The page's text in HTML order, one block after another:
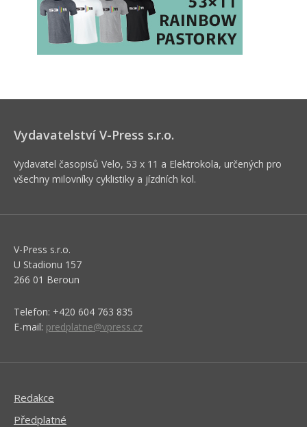
Vydavatelství V-Press s.r.o.
Vydavatel časopisů Velo, 53 x 11 a Elektrokola, určených pro
všechny milovníky cyklistiky a jízdních kol.
V-Press s.r.o.
U Stadionu 157
266 01 Beroun
Telefon: +420 604 763 835
E-mail: predplatne@vpress.cz
Redakce
Předplatné